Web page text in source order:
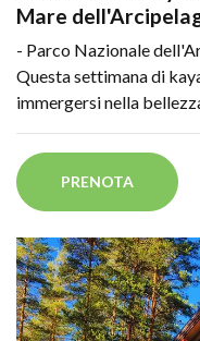
Mare
- Parco Nazionale
Questa settimana di
immergersi nella
PRENOTA